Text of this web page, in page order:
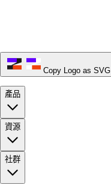
Copy Logo as SVG
產品
資源
社群